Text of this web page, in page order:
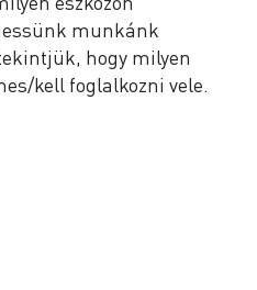
munkánk
hogy milyen
kell foglalkozni vele.